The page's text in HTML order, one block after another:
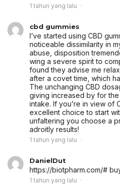
1 tahun yang lalu
cbd gummies
I’ve started using CBD
noticeable dissimilarity in
abuse, disposition
wing a severe spirit to
found they advise me
after a covet time, which
The unchanging CBD
giving increased by for
intake. If you’re in view of
excellent choice to start
unfaltering you choose a
adroitly results!
1 tahun yang lalu
DanielDut
https://biotpharm.com/#
1 tahun yang lalu